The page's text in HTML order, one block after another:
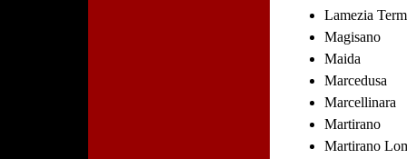
Lamezia
Magisano
Maida
Marcedusa
Marcellinara
Martirano
Martirano